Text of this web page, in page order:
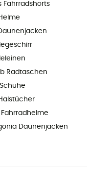
Fahrradshorts
Radtaschen
Fahrradhelme
Daunenjacken